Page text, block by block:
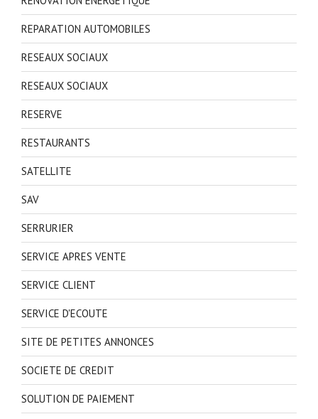
REPARATION AUTOMOBILES
RESEAUX SOCIAUX
RESEAUX SOCIAUX
RESERVE
RESTAURANTS
SATELLITE
SAV
SERRURIER
SERVICE APRES VENTE
SERVICE CLIENT
SERVICE D'ECOUTE
SITE DE PETITES ANNONCES
SOCIETE DE CREDIT
SOLUTION DE PAIEMENT